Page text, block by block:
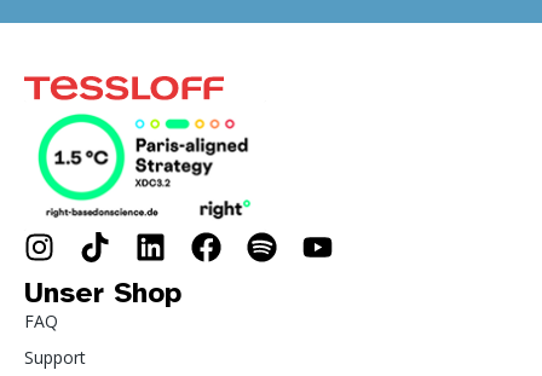
Unser Shop
FAQ
Support